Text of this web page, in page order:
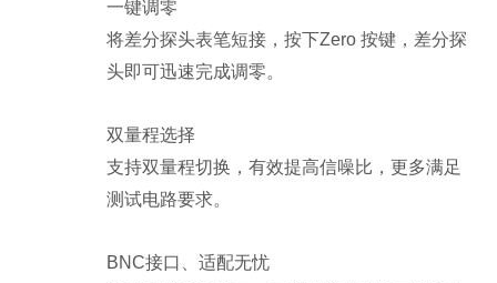
一键调零
将差分探头表笔短接，按下Zero 按键，差分探
头即可迅速完成调零。
双量程选择
支持双量程切换，有效提高信噪比，更多满足
测试电路要求。
BNC接口、适配无忧